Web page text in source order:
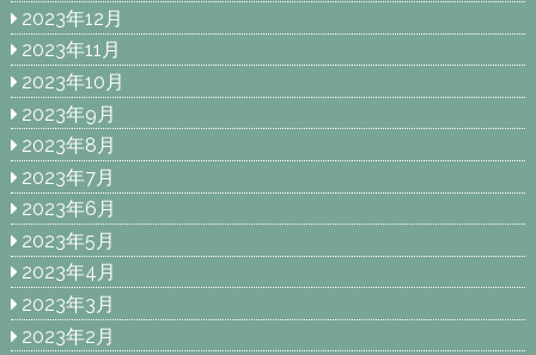
2023年12月
2023年11月
2023年10月
2023年9月
2023年8月
2023年7月
2023年6月
2023年5月
2023年4月
2023年3月
2023年2月